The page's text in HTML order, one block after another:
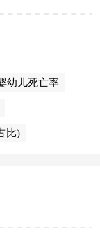
幼儿死亡率
比)